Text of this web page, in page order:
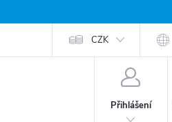
CZK
Přihlášení